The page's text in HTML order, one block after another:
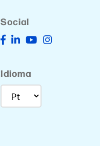
Social
Idioma